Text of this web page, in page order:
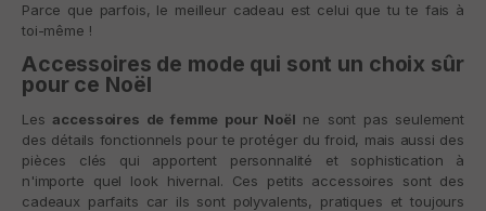
Parce que parfois, le meilleur cadeau est celui que tu te fais à
toi-même !
Accessoires de mode qui sont un choix sûr
pour ce Noël
Les accessoires de femme pour Noël ne sont pas seulement
des détails fonctionnels pour te protéger du froid, mais aussi des
pièces clés qui apportent personnalité et sophistication à
n'importe quel look hivernal. Ces petits accessoires sont des
cadeaux parfaits car ils sont polyvalents, pratiques et toujours